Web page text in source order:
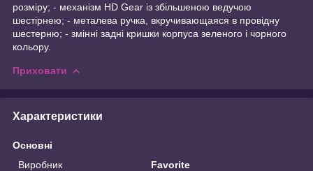
розміру; - механізм HD Gear із збільшеною ведучою
шестірнею; - металева ручка, вкручивающаяся в провідну
шестерню; - змінні задні кришки корпуса зеленого і чорного
кольору.
Приховати
Характеристики
Основні
Виробник
Favorite